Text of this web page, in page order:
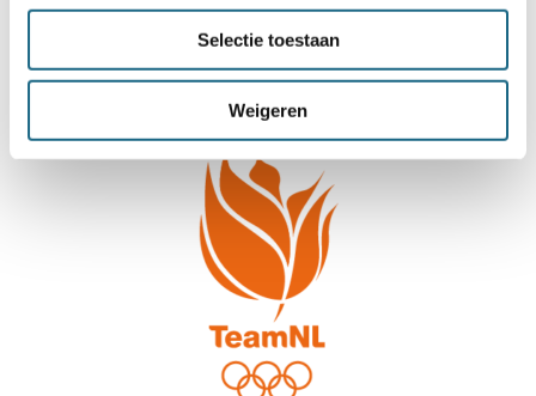
Selectie toestaan
Weigeren